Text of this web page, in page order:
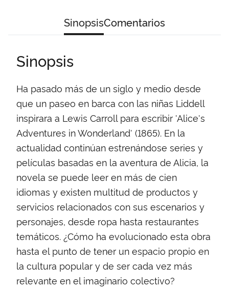
SinopsisComentarios
Sinopsis
Ha pasado más de un siglo y medio desde
que un paseo en barca con las niñas Liddell
inspirara a Lewis Carroll para escribir 'Alice's
Adventures in Wonderland' (1865). En la
actualidad continúan estrenándose series y
películas basadas en la aventura de Alicia, la
novela se puede leer en más de cien
idiomas y existen multitud de productos y
servicios relacionados con sus escenarios y
personajes, desde ropa hasta restaurantes
temáticos. ¿Cómo ha evolucionado esta obra
hasta el punto de tener un espacio propio en
la cultura popular y de ser cada vez más
relevante en el imaginario colectivo?